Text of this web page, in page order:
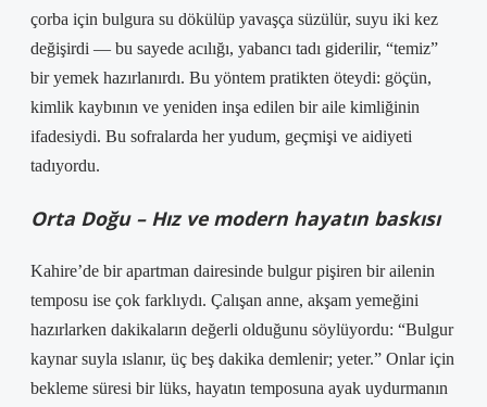
çorba için bulgura su dökülüp yavaşça süzülür, suyu iki kez
değişirdi — bu sayede acılığı, yabancı tadı giderilir, “temiz”
bir yemek hazırlanırdı. Bu yöntem pratikten öteydi: göçün,
kimlik kaybının ve yeniden inşa edilen bir aile kimliğinin
ifadesiydi. Bu sofralarda her yudum, geçmişi ve aidiyeti
tadıyordu.
Orta Doğu – Hız ve modern hayatın baskısı
Kahire’de bir apartman dairesinde bulgur pişiren bir ailenin
temposu ise çok farklıydı. Çalışan anne, akşam yemeğini
hazırlarken dakikaların değerli olduğunu söylüyordu: “Bulgur
kaynar suyla ıslanır, üç beş dakika demlenir; yeter.” Onlar için
bekleme süresi bir lüks, hayatın temposuna ayak uydurmanın